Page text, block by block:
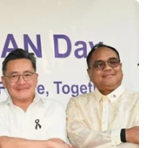
phút kinh
hình, tiết lộ trải
năm 2000 khi ông